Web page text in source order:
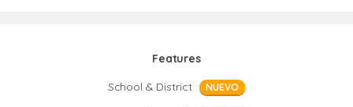
Features
School & District
NUEVO